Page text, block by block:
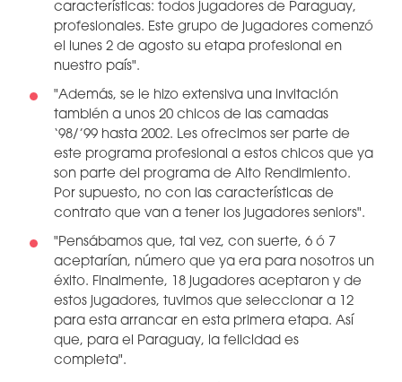
características: todos jugadores de Paraguay,
profesionales. Este grupo de jugadores comenzó
el lunes 2 de agosto su etapa profesional en
nuestro país".
"Además, se le hizo extensiva una invitación
también a unos 20 chicos de las camadas
‘98/’99 hasta 2002. Les ofrecimos ser parte de
este programa profesional a estos chicos que ya
son parte del programa de Alto Rendimiento.
Por supuesto, no con las características de
contrato que van a tener los jugadores seniors".
"Pensábamos que, tal vez, con suerte, 6 ó 7
aceptarían, número que ya era para nosotros un
éxito. Finalmente, 18 jugadores aceptaron y de
estos jugadores, tuvimos que seleccionar a 12
para esta arrancar en esta primera etapa. Así
que, para el Paraguay, la felicidad es
completa".